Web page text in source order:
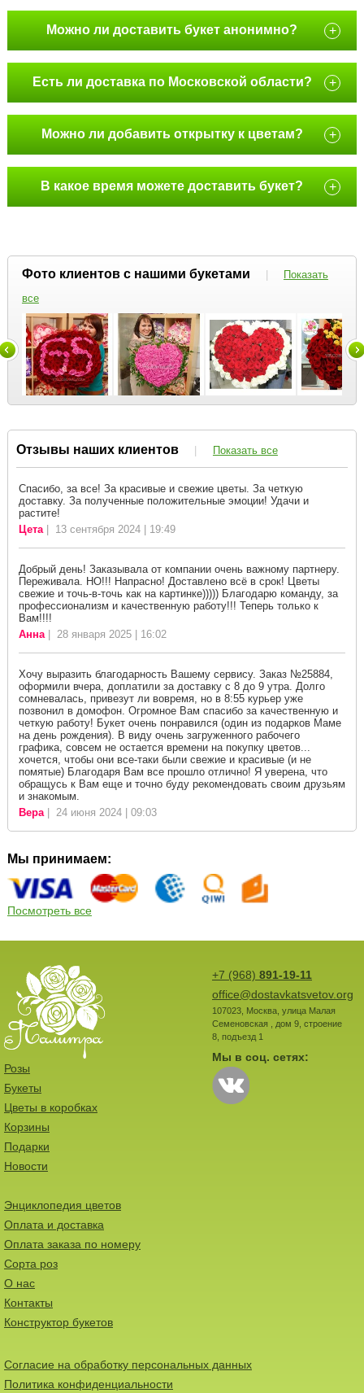
Можно ли доставить букет анонимно? +
Есть ли доставка по Московской области? +
Можно ли добавить открытку к цветам? +
В какое время можете доставить букет? +
Фото клиентов с нашими букетами |
Показать
все
Отзывы наших клиентов | Показать все
Спасибо, за все! За красивые и свежие цветы. За четкую
доставку. За полученные положительные эмоции! Удачи и
растите!
Цета| 13 сентября 2024 | 19:49
Добрый день! Заказывала от компании очень важному партнеру.
Переживала. НО!!! Напрасно! Доставлено всё в срок! Цветы
свежие и точь-в-точь как на картинке))))) Благодарю команду, за
профессионализм и качественную работу!!! Теперь только к
Вам!!!!
Анна| 28 января 2025 | 16:02
Хочу выразить благодарность Вашему сервису. Заказ №25884,
оформили вчера, доплатили за доставку с 8 до 9 утра. Долго
сомневалась, привезут ли вовремя, но в 8:55 курьер уже
позвонил в домофон. Огромное Вам спасибо за качественную и
четкую работу! Букет очень понравился (один из подарков Маме
на день рождения). В виду очень загруженного рабочего
графика, совсем не остается времени на покупку цветов...
хочется, чтобы они все-таки были свежие и красивые (и не
помятые) Благодаря Вам все прошло отлично! Я уверена, что
обращусь к Вам еще и точно буду рекомендовать своим друзьям
и знакомым.
Вера| 24 июня 2024 | 09:03
Мы принимаем:
Посмотреть все
+7 (968) 891-19-11
office@dostavkatsvetov.org
107023, Москва, улица Малая
Семеновская , дом 9, строение
8, подъезд 1
Мы в соц. сетях:
Розы
Букеты
Цветы в коробках
Корзины
Подарки
Новости
Энциклопедия цветов
Оплата и доставка
Оплата заказа по номеру
Сорта роз
О нас
Контакты
Конструктор букетов
Согласие на обработку персональных данных
Политика конфиденциальности